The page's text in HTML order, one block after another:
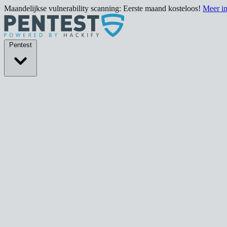
Maandelijkse vulnerability scanning: Eerste maand kosteloos! Meer
Pentests